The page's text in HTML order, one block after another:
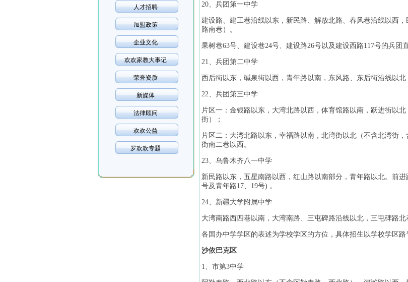
人才招聘
加盟政策
企业文化
欢欢家教大事记
荣誉资质
新媒体
法律顾问
欢欢公益
罗欢欢专题
20、兵团第一中学
建设路、建工巷沿线以东，新民路、解放北路、春风巷沿线以西
路南巷）。
果树巷63号、建设巷24号、建设路26号以及建设西路117号的兵团
21、兵团第二中学
西后街以东，碱泉街以西，青年路以南，东风路、东后街沿线以北
22、兵团第三中学
片区一：金银路以东，大湾北路以西，体育馆路以南，跃进街以
街）；
片区二：大湾北路以东，幸福路以南，北湾街以北（不含北湾街
街南二巷以西。
23、乌鲁木齐八一中学
新民路以东，五星南路以西，红山路以南部分，青年路以北。前
号及青年路17、19号) 。
24、新疆大学附属中学
大湾南路西四巷以南，大湾南路、三屯碑路沿线以北，三屯碑路北
各国办中学学区的表述为学校学区的方位，具体招生以学校学区路
沙依巴克区
1、市第3中学